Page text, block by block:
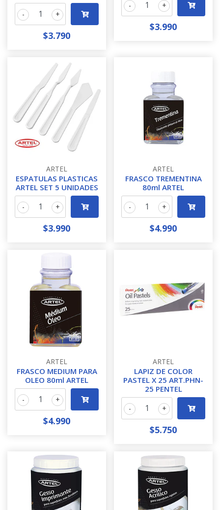
+
-
$3.790
+
-
$3.990
ARTEL
ESPATULAS PLASTICAS
ARTEL SET 5 UNIDADES
+
-
$3.990
ARTEL
FRASCO TREMENTINA
80ml ARTEL
+
-
$4.990
ARTEL
FRASCO MEDIUM PARA
OLEO 80ml ARTEL
+
-
$4.990
ARTEL
LAPIZ DE COLOR
PASTEL X 25 ART.PHN-
25 PENTEL
+
-
$5.750